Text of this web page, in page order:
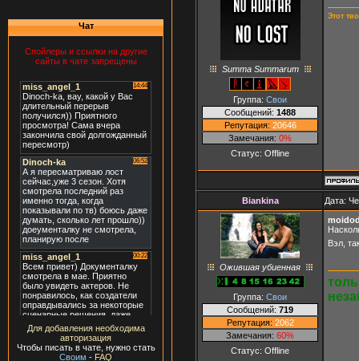
Чат
Спойлеры и ссылки на другие
сайты в чате запрещены
Для добавления необходима
авторизация
Чтобы писать в чате, нужно стать
Своим - FAQ
Summa Summarum
Группа: Свои
Сообщений: 1488
Репутация: 20646
Замечания: 0%
Статус: Offline
Этот
Biankina Дата:
Ожившая убиенная
Группа: Свои
Сообщений: 719
Репутация: 2062
Замечания: 60%
Статус: Offline
Вэл,